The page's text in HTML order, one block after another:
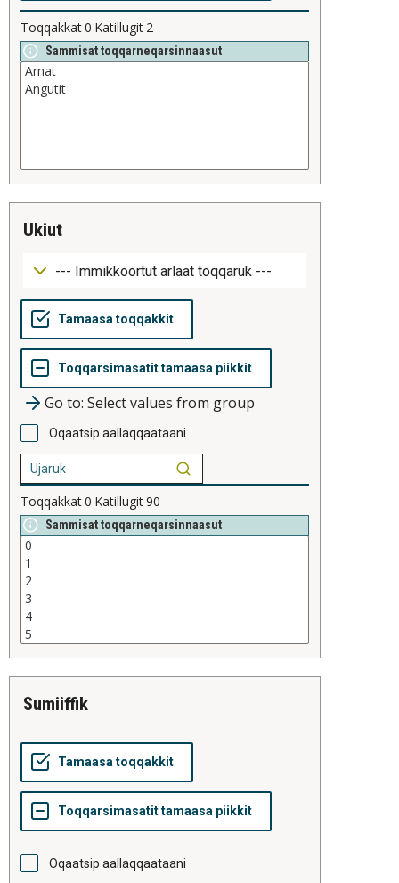
Toqqakkat0 Katillugit 2
Sammisat toqqarneqarsinnaasut
ukiut
Go to: Select values from group
Oqaatsip aallaqqaataani
Toqqakkat0 Katillugit90
Sammisat toqqarneqarsinnaasut
sumiiffik
Oqaatsip aallaqqaataani